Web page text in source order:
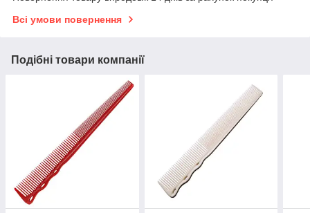
Всі умови повернення
Подібні товари компанії